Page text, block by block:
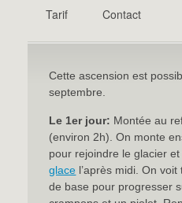
Tarif
Contact
Cette ascension est
septembre.
Le 1er jour: Montée au
(environ 2h). On monte
pour rejoindre le glacier
glace l’après midi. On
de base pour progresser